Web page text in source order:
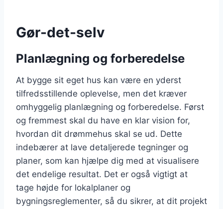
Gør-det-selv
Planlægning og forberedelse
At bygge sit eget hus kan være en yderst
tilfredsstillende oplevelse, men det kræver
omhyggelig planlægning og forberedelse. Først
og fremmest skal du have en klar vision for,
hvordan dit drømmehus skal se ud. Dette
indebærer at lave detaljerede tegninger og
planer, som kan hjælpe dig med at visualisere
det endelige resultat. Det er også vigtigt at
tage højde for lokalplaner og
bygningsreglementer, så du sikrer, at dit projekt